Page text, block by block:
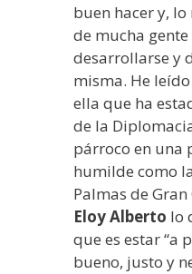
buen hacer y,
de mucha
desarrollarse y
misma. He
ella que ha
de la
párroco en una
humilde como
Palmas de
Eloy Alberto lo
que es estar “a
bueno, justo y